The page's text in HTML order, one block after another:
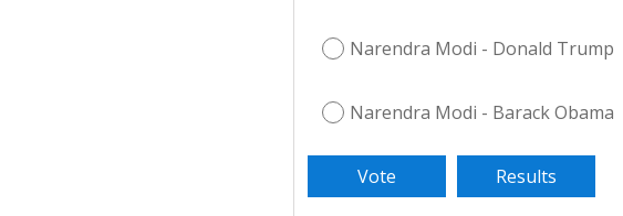
Narendra Modi - Donald Trump
Narendra Modi - Barack Obama